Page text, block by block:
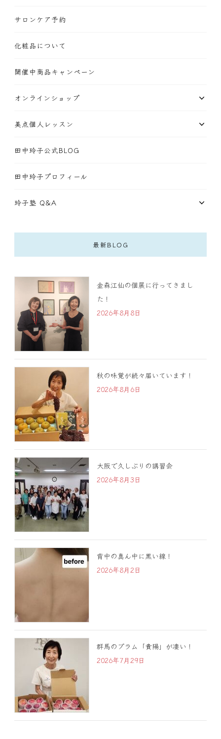
サロンケア予約
化粧品について
開催中商品キャンペーン
オンラインショップ
美点個人レッスン
田中玲子公式BLOG
田中玲子プロフィール
玲子塾 Q&A
最新BLOG
金森江仙の個展に行ってきまし
た！
2026年8月8日
秋の味覚が続々届いています！
2026年8月6日
大阪で久しぶりの講習会
2026年8月3日
背中の真ん中に黒い線！
2026年8月2日
群馬のプラム「貴陽」が凄い！
2026年7月29日